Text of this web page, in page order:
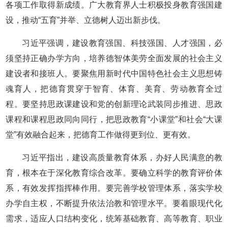
各项工作取得新成绩。广大教育界人士积极投身教育强国建
设，推动“五育”并举、立德树人迈出新步伐。
习近平强调，建设教育强国、科技强国、人才强国，必
须坚持正确办学方向，培养德智体美劳全面发展的社会主义
建设者和接班人。要聚焦用新时代中国特色社会主义思想铸
魂育人，把德育贯穿于智育、体育、美育、劳动教育全过
程。要坚持思政课建设和党的创新理论武装同步推进、思政
课程和课程思政同向同行，把思政教育“小课堂”和社会“大课
堂”有效融合起来，把德育工作做得更到位、更有效。
习近平指出，建设高质量教育体系，办好人民满意的教
育，根本在于深化教育综合改革。要确立科学的教育评价体
系，有效发挥指挥棒作用。要完善学校管理体系，落实学校
办学自主权，不断提升依法治教和管理水平。要着眼现代化
需求，适应人口结构变化，统筹基础教育、高等教育、职业